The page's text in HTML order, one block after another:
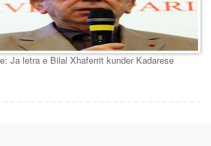
Ja letra e Bilal Xhaferrit kunder Kadarese